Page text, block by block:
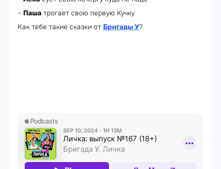
- Паша трогает свою первую Кучку
Как тебе такие сказки от Бригады У?